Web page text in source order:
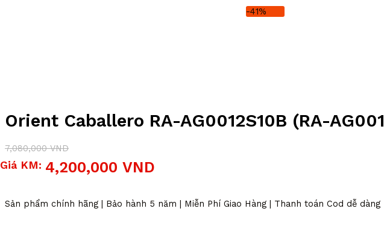
-41%
Orient Caballero RA-AG0012S10B (RA-
7,080,000VND
Giá
4,200,000 VND
Giá
4,200,000 VND.
Giá KM:
Sản phẩm chính hãng | Bảo hành 5 năm | Miễn Phí Giao Hàng | Thanh toán Cod dễ dàng